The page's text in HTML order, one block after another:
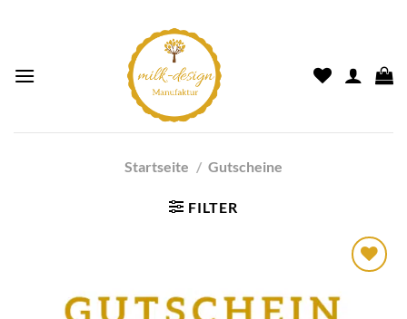
Startseite / Gutscheine
FILTER
Wunschliste